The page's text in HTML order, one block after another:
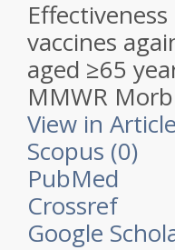
vaccines
aged ≥65
MMWR
View in Article
Scopus (0)
PubMed
Crossref
Google